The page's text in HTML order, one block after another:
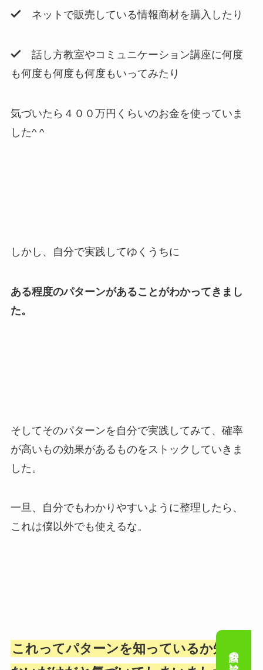
ネットで販売している情報商材を購入したり
話し方教室やコミュニケーション講座に何度
も何度も何度も何度もいってみたり
気づいたら４００万円くらいのお金を使っていま
した^ ^
しかし、自分で実践してゆくうちに
ある程度のパターンがあることがわかってきまし
た。
そしてそのパターンを自分で実践してみて、確率
が高いもの効果があるものをストックしていきま
した。
一旦、自分でもわかりやすいように整理したら、
これは僕以外でも使えるな。
これってパターンを知っているか知ら